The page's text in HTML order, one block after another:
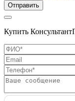
Отправить
Купить